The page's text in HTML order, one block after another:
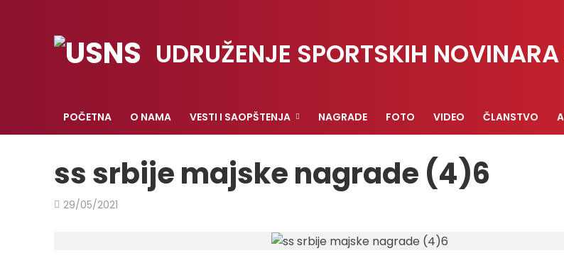
UDRUŽENJE SPORTSKIH
POČETNA O NAMA VESTI I SAOPŠTENJA NAGRADE FOTO VIDEO ČLANSTVO
ss srbije majske nagrade (4)6
29/05/2021